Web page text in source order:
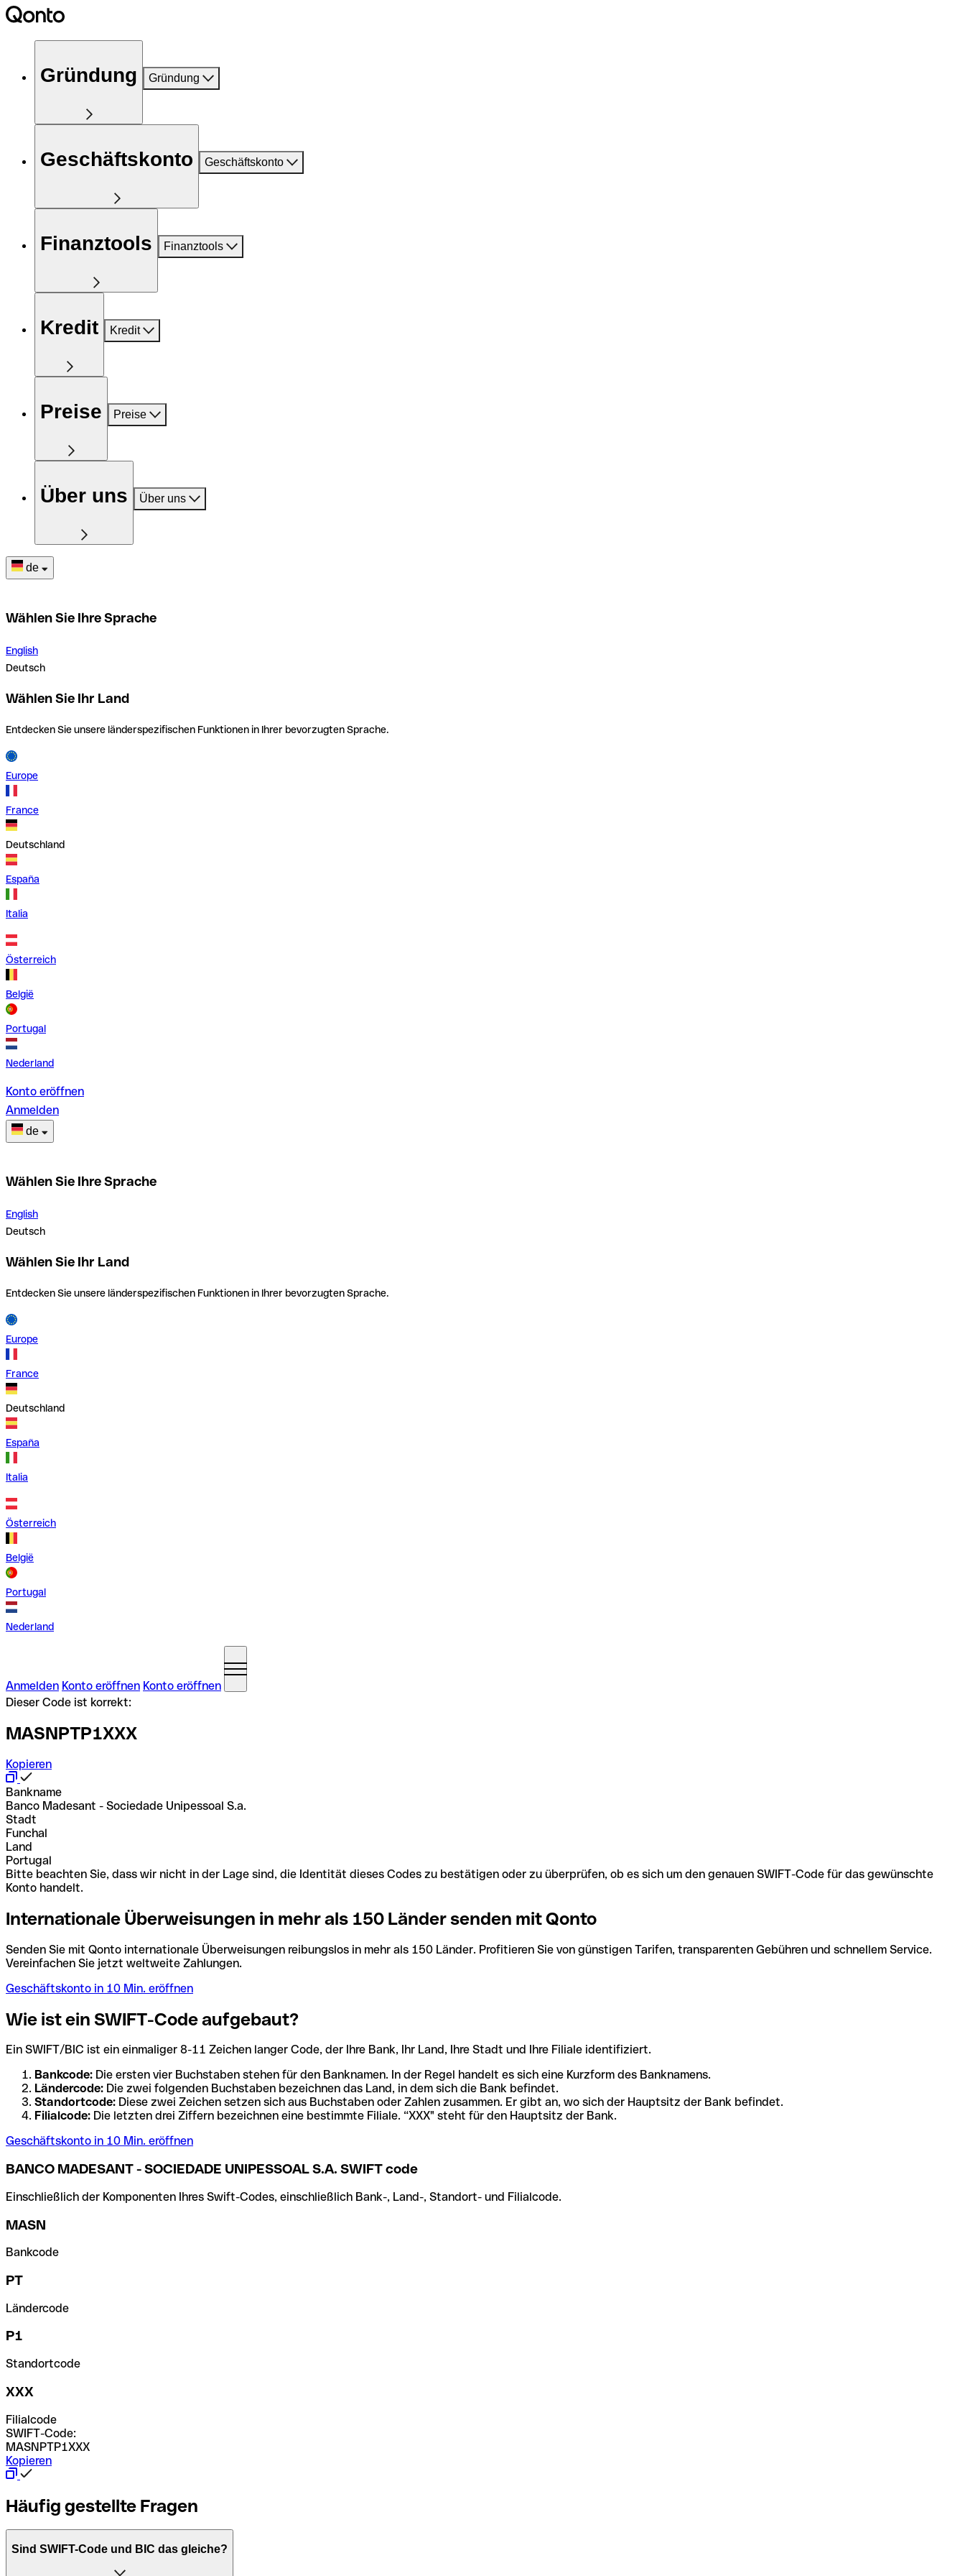
Gründung Gründung
Geschäftskonto Geschäftskonto
Finanztools Finanztools
Kredit Kredit
Preise Preise
Über uns Über uns
de
Wählen Sie Ihre Sprache
English
Deutsch
Wählen Sie Ihr Land
Entdecken Sie unsere länderspezifischen Funktionen in Ihrer bevorzugten Sprache.
Europe
France
Deutschland
España
Italia
Österreich
België
Portugal
Nederland
Konto eröffnen
Anmelden
de
Wählen Sie Ihre Sprache
English
Deutsch
Wählen Sie Ihr Land
Entdecken Sie unsere länderspezifischen Funktionen in Ihrer bevorzugten Sprache.
Europe
France
Deutschland
España
Italia
Österreich
België
Portugal
Nederland
Anmelden Konto eröffnen Konto eröffnen
Dieser Code ist korrekt:
MASNPTP1XXX
Kopieren
Bankname
Banco Madesant - Sociedade Unipessoal S.a.
Stadt
Funchal
Land
Portugal
Bitte beachten Sie, dass wir nicht in der Lage sind, die Identität dieses Codes zu bestätigen oder zu überprüfen, ob es sich um den genauen SWIFT-Code für das gewünschte
Konto handelt.
Internationale Überweisungen in mehr als 150 Länder senden mit Qonto
Senden Sie mit Qonto internationale Überweisungen reibungslos in mehr als 150 Länder. Profitieren Sie von günstigen Tarifen, transparenten Gebühren und schnellem Service.
Vereinfachen Sie jetzt weltweite Zahlungen.
Geschäftskonto in 10 Min. eröffnen
Wie ist ein SWIFT-Code aufgebaut?
Ein SWIFT/BIC ist ein einmaliger 8-11 Zeichen langer Code, der Ihre Bank, Ihr Land, Ihre Stadt und Ihre Filiale identifiziert.
Bankcode: Die ersten vier Buchstaben stehen für den Banknamen. In der Regel handelt es sich eine Kurzform des Banknamens.
Ländercode: Die zwei folgenden Buchstaben bezeichnen das Land, in dem sich die Bank befindet.
Standortcode: Diese zwei Zeichen setzen sich aus Buchstaben oder Zahlen zusammen. Er gibt an, wo sich der Hauptsitz der Bank befindet.
Filialcode: Die letzten drei Ziffern bezeichnen eine bestimmte Filiale. “XXX" steht für den Hauptsitz der Bank.
Geschäftskonto in 10 Min. eröffnen
BANCO MADESANT - SOCIEDADE UNIPESSOAL S.A. SWIFT code
Einschließlich der Komponenten Ihres Swift-Codes, einschließlich Bank-, Land-, Standort- und Filialcode.
MASN
Bankcode
PT
Ländercode
P1
Standortcode
XXX
Filialcode
SWIFT-Code:
MASNPTP1XXX
Kopieren
Häufig gestellte Fragen
Sind SWIFT-Code und BIC das gleiche?